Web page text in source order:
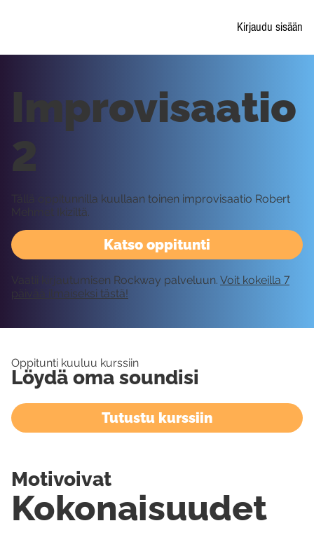
Kirjaudu sisään
Katso oppitunti
Improvisaatio
2
Tällä oppitunnilla kuullaan toinen improvisaatio Robert
Mehmet Ikiziltä.
Vaatii kirjautumisen Rockway palveluun. Voit kokeilla 7
päivää ilmaiseksi tästä!
Oppitunti kuuluu kurssiin
Löydä oma soundisi
Tutustu kurssiin
Kokonaisuudet
Motivoivat